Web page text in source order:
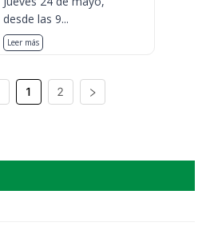
desde las 9...
Leer más
1 2